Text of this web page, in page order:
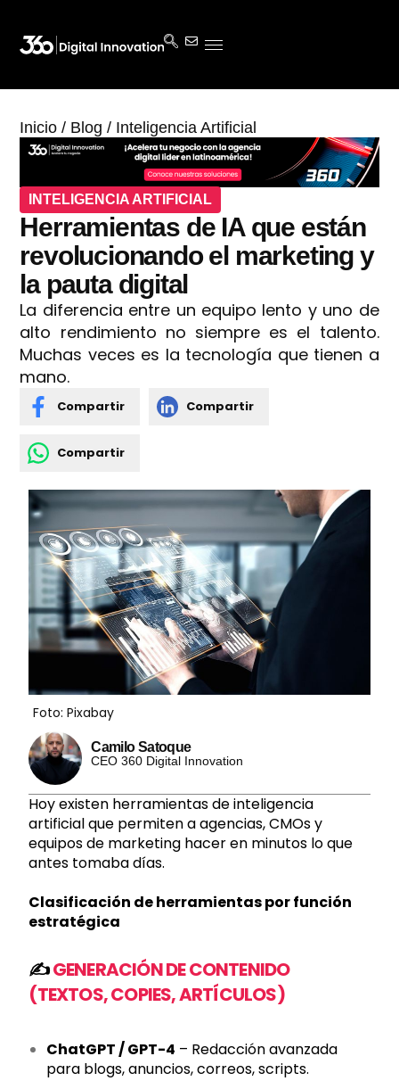
Inicio / Blog / Inteligencia Artificial
INTELIGENCIA ARTIFICIAL
Herramientas de IA que están
revolucionando el marketing y
la pauta digital
La diferencia entre un equipo lento y uno de
alto rendimiento no siempre es el talento.
Muchas veces es la tecnología que tienen a
mano.
Compartir Compartir
Compartir
Foto: Pixabay
Camilo Satoque
CEO 360 Digital Innovation
Hoy existen herramientas de inteligencia
artificial que permiten a agencias, CMOs y
equipos de marketing hacer en minutos lo que
antes tomaba días.
Clasificación de herramientas por función
estratégica
✍️GENERACIÓN DE CONTENIDO
(TEXTOS, COPIES, ARTÍCULOS)
ChatGPT / GPT-4 – Redacción avanzada
para blogs, anuncios, correos, scripts.